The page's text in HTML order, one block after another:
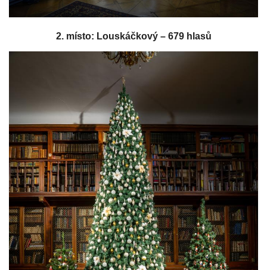
2. místo: Louskáčkový – 679 hlasů